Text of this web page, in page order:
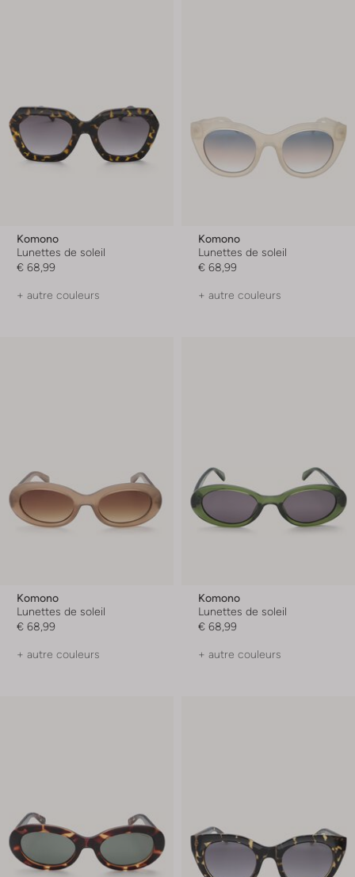
Komono
Lunettes de soleil
€ 68,99
+ autre couleurs
Komono
Lunettes de soleil
€ 68,99
+ autre couleurs
Komono
Lunettes de soleil
€ 68,99
+ autre couleurs
Komono
Lunettes de soleil
€ 68,99
+ autre couleurs